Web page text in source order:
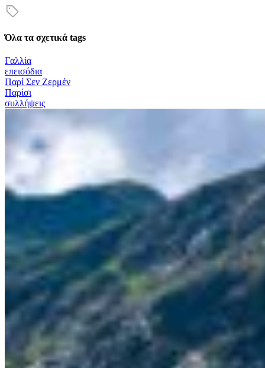
Όλα τα σχετικά tags
Γαλλία
επεισόδια
Παρί Σεν Ζερμέν
Παρίσι
συλλήψεις